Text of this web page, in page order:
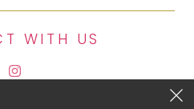
WITH US